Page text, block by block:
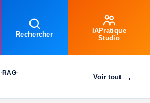
Rechercher
IAPratique
Studio
• RAG•
Voir tout→